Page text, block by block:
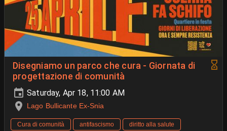
Disegniamo un parco che cura - Giornata di
progettazione di comunità
Saturday, Apr 18, 11:00 AM
Lago Bullicante Ex-Snia
Cura di comunità antifascismo
diritto alla salute